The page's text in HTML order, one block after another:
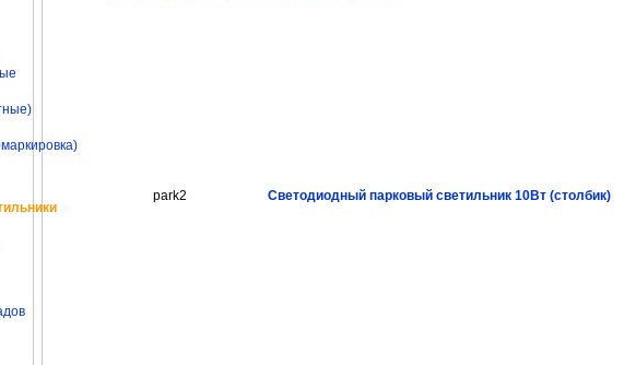
park2 Светодиодный парковый светильник 10Вт (столбик)